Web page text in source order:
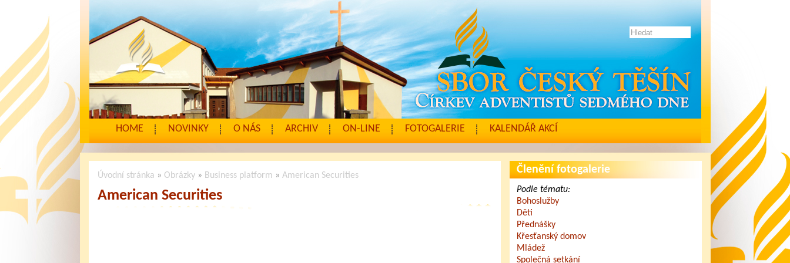
HOME NOVINKY O NÁS ARCHIV ON-LINE FOTOGALERIE KALENDÁŘ AKCÍ
Úvodní stránka » Obrázky» Business platform » American Securities
American Securities
Členění fotogalerie
Podle tématu:
Bohoslužby
Děti
Přednášky
Křesťanský domov
Mládež
Společná setkání